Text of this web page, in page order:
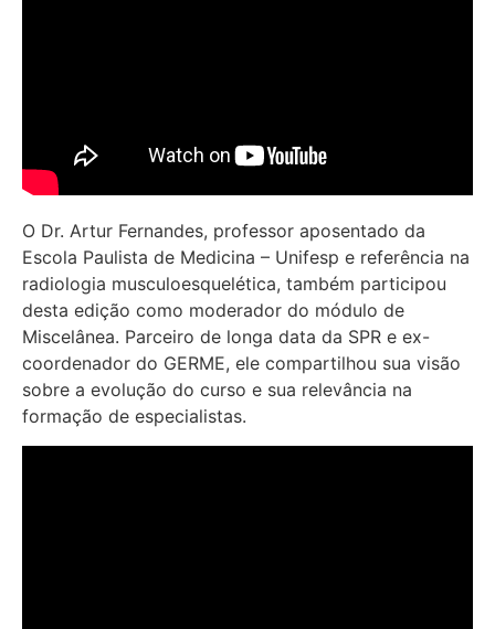
O Dr. Artur Fernandes, professor aposentado da
Escola Paulista de Medicina – Unifesp e referência na
radiologia musculoesquelética, também participou
desta edição como moderador do módulo de
Miscelânea. Parceiro de longa data da SPR e ex-
coordenador do GERME, ele compartilhou sua visão
sobre a evolução do curso e sua relevância na
formação de especialistas.